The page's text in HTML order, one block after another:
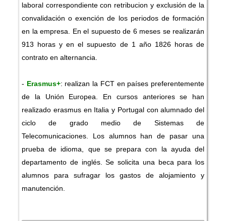
laboral correspondiente con retribucion y exclusión de la
convalidación o exención de los periodos de formación
en la empresa. En el supuesto de 6 meses se realizarán
913 horas y en el supuesto de 1 año 1826 horas de
contrato en alternancia.
- Erasmus+: realizan la FCT en países preferentemente
de la Unión Europea. En cursos anteriores se han
realizado erasmus en Italia y Portugal con alumnado del
ciclo de grado medio de Sistemas de
Telecomunicaciones. Los alumnos han de pasar una
prueba de idioma, que se prepara con la ayuda del
departamento de inglés. Se solicita una beca para los
alumnos para sufragar los gastos de alojamiento y
manutención.